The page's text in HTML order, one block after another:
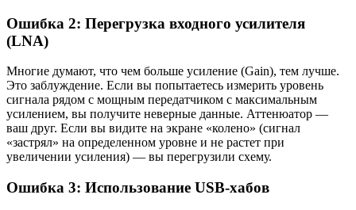
Ошибка 2: Перегрузка входного усилителя
(LNA)
Многие думают, что чем больше усиление (Gain), тем лучше.
Это заблуждение. Если вы попытаетесь измерить уровень
сигнала рядом с мощным передатчиком с максимальным
усилением, вы получите неверные данные. Аттенюатор —
ваш друг. Если вы видите на экране «колено» (сигнал
«застрял» на определенном уровне и не растет при
увеличении усиления) — вы перегрузили схему.
Ошибка 3: Использование USB-хабов